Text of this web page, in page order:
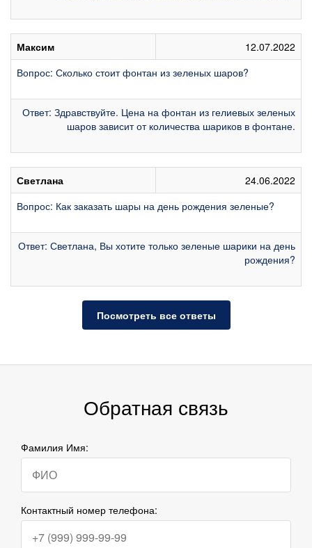
Максим
12.07.2022
Вопрос: Сколько стоит фонтан из зеленых шаров?
Ответ: Здравствуйте. Цена на фонтан из гелиевых зеленых
шаров зависит от количества шариков в фонтане.
Светлана
24.06.2022
Вопрос: Как заказать шары на день рождения зеленые?
Ответ: Светлана, Вы хотите только зеленые шарики на день
рождения?
Посмотреть все ответы
Обратная связь
Фамилия Имя:
Контактный номер телефона: